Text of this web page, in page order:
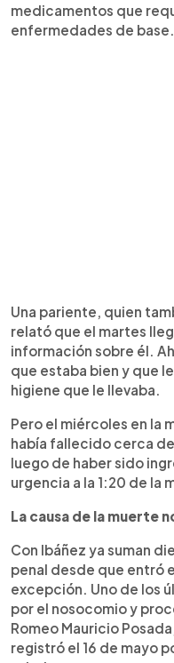
medicamentos que
enfermedades de base.
Una pariente, quien
relató que el martes
información sobre él.
que estaba bien y que
higiene que le llevaba.
Pero el miércoles en la
había fallecido cerca
luego de haber sido
urgencia a la 1:20 de la
La causa de la muerte
Con Ibáñez ya suman
penal desde que entró
excepción. Uno de los
por el nosocomio y
Romeo Mauricio
registró el 16 de mayo